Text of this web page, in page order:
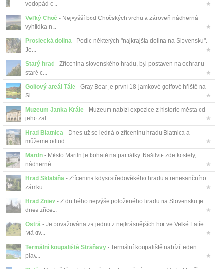
vodopád c...
★
Veľký Choč - Nejvyšší bod Chočských vrchů a zároveň nádherná
vyhlídka n...
★
Prosiecká dolina - Podle některých "najkrajšia dolina na Slovensku".
Je...
★
Starý hrad - Zřícenina slovenského hradu, byl postaven na ochranu
staré c...
★
Golfový areál Tále - Gray Bear je první 18-jamkové golfové hřiště na
Sl...
★
Muzeum Janka Krále - Muzeum nabízí expozice z historie města od
jeho zal...
★
Hrad Blatnica - Dnes už se jedná o zříceninu hradu Blatnica a
můžeme odtud...
★
Martin - Město Martin je bohaté na památky. Naštivte zde kostely,
nádherné...
★
Hrad Sklabiňa - Zřícenina kdysi středověkého hradu a renesančního
zámku ...
★
Hrad Zniev - Z druhého nejvýše položeného hradu na Slovensku je
dnes zříce...
★
Ostrá - Je považována za jednu z nejkrásnějších hor ve Velké Fatře.
Má dv...
★
Termální koupaliště Stráňavy - Termální koupaliště nabízí jeden
plav...
★